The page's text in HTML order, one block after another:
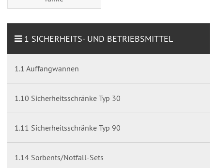
1 SICHERHEITS- UND BETRIEBSMITTEL
1.1 Auffangwannen
1.10 Sicherheitsschränke Typ 30
1.11 Sicherheitsschränke Typ 90
1.14 Sorbents/Notfall-Sets